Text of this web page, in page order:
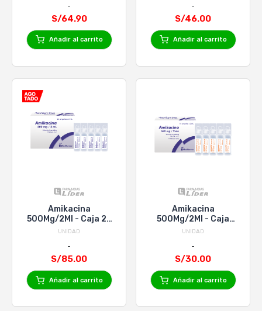
S/64.90
Añadir al carrito
S/46.00
Añadir al carrito
Amikacina
500Mg/2Ml - Caja 25
Ampollas
UNIDAD
S/85.00
Añadir al carrito
Amikacina
500Mg/2Ml - Caja
Ampolla
UNIDAD
S/30.00
Añadir al carrito